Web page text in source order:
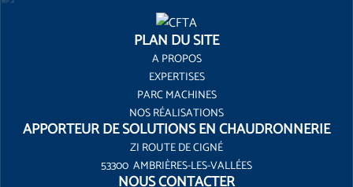
PLAN DU SITE
A PROPOS
EXPERTISES
PARC MACHINES
NOS RÉALISATIONS
APPORTEUR DE SOLUTIONS EN CHAUDRONNERIE
ZI ROUTE DE CIGNÉ
53300 AMBRIÈRES-LES-VALLÉES